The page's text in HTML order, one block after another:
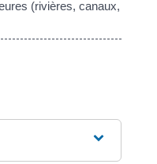
(rivières, canaux,